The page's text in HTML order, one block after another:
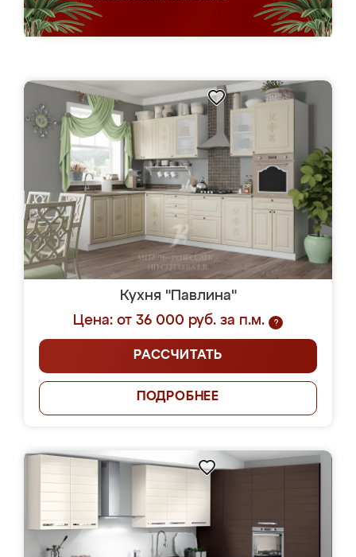
Кухня "Павлина"
Цена: от 36 000 руб. за п.м.
?
РАССЧИТАТЬ
ПОДРОБНЕЕ